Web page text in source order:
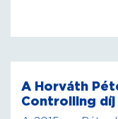
A Horváth
Controlling díj